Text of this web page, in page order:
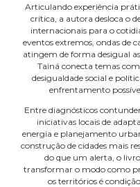
Articulando experiência
crítica, a autora desloca o
internacionais para o
eventos extremos, ondas de
atingem de forma desigual
Tainá conecta temas
desigualdade social e
enfrentamento
Entre diagnósticos
iniciativas locais de
energia e planejamento
construção de cidades mais
do que um alerta, o
transformar o modo como
os territórios é